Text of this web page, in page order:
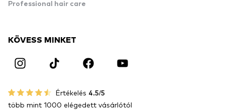
Professional hair care
KÖVESS MINKET
Értékelés 4.5/5
több mint 1000 elégedett vásárlótól